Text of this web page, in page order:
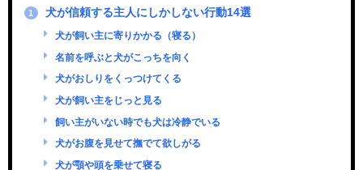
1 犬が信頼する主人にしかしない行動14選
犬が飼い主に寄りかかる（寝る）
名前を呼ぶと犬がこっちを向く
犬がおしりをくっつけてくる
犬が飼い主をじっと見る
飼い主がいない時でも犬は冷静でいる
犬がお腹を見せて撫でて欲しがる
犬が顎や頭を乗せて寝る